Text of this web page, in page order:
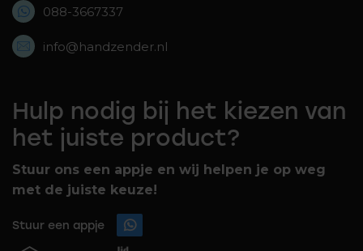
088-3667337
info@handzender.nl
Hulp nodig bij het kiezen van
het juiste product?
Stuur ons een appje en wij helpen je op weg
met de juiste keuze!
Stuur een appje